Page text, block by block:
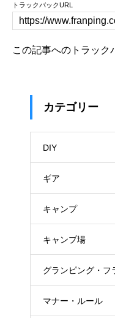
トラックバックURL
この記事へのトラック
カテゴリー
DIY
ギア
キャンプ
キャンプ場
グランピング・フ
マナー・ルール